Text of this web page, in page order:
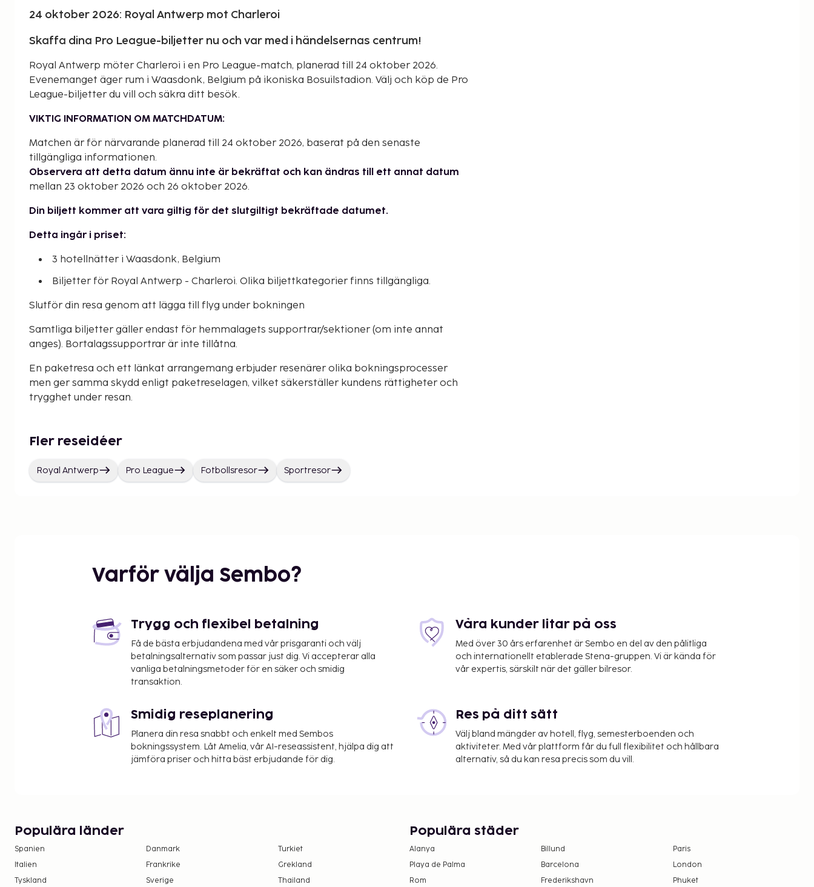
24 oktober 2026: Royal Antwerp mot Charleroi
Skaffa dina Pro League-biljetter nu och var med i händelsernas centrum!
Royal Antwerp möter Charleroi i en Pro League-match, planerad till 24 oktober 2026.
Evenemanget äger rum i Waasdonk, Belgium på ikoniska Bosuilstadion. Välj och köp de Pro
League-biljetter du vill och säkra ditt besök.
VIKTIG INFORMATION OM MATCHDATUM:
Matchen är för närvarande planerad till 24 oktober 2026, baserat på den senaste
tillgängliga informationen.
Observera att detta datum ännu inte är bekräftat och kan ändras till ett annat datum
mellan 23 oktober 2026 och 26 oktober 2026.
Din biljett kommer att vara giltig för det slutgiltigt bekräftade datumet.
Detta ingår i priset:
3 hotellnätter i Waasdonk, Belgium
Biljetter för Royal Antwerp - Charleroi. Olika biljettkategorier finns tillgängliga.
Slutför din resa genom att lägga till flyg under bokningen
Samtliga biljetter gäller endast för hemmalagets supportrar/sektioner (om inte annat
anges). Bortalagssupportrar är inte tillåtna.
En paketresa och ett länkat arrangemang erbjuder resenärer olika bokningsprocesser
men ger samma skydd enligt paketreselagen, vilket säkerställer kundens rättigheter och
trygghet under resan.
Fler reseidéer
Royal Antwerp Pro League Fotbollsresor Sportresor
Varför välja Sembo?
Trygg och flexibel betalning
Få de bästa erbjudandena med vår prisgaranti och välj
betalningsalternativ som passar just dig. Vi accepterar alla
vanliga betalningsmetoder för en säker och smidig
transaktion.
Våra kunder litar på oss
Med över 30 års erfarenhet är Sembo en del av den pålitliga
och internationellt etablerade Stena-gruppen. Vi är kända för
vår expertis, särskilt när det gäller bilresor.
Smidig reseplanering
Planera din resa snabbt och enkelt med Sembos
bokningssystem. Låt Amelia, vår AI-reseassistent, hjälpa dig att
jämföra priser och hitta bäst erbjudande för dig.
Res på ditt sätt
Välj bland mängder av hotell, flyg, semesterboenden och
aktiviteter. Med vår plattform får du full flexibilitet och hållbara
alternativ, så du kan resa precis som du vill.
Populära länder
Spanien Danmark
Turkiet
Italien
Frankrike
Grekland
Tyskland
Sverige
Thailand
Populära städer
Alanya Billund
Paris
Playa de Palma
Barcelona
London
Rom
Frederikshavn
Phuket